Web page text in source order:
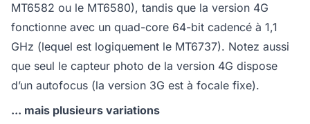
MT6582 ou le MT6580), tandis que la version 4G
fonctionne avec un quad-core 64-bit cadencé à 1,1
GHz (lequel est logiquement le MT6737). Notez aussi
que seul le capteur photo de la version 4G dispose
d’un autofocus (la version 3G est à focale fixe).
... mais plusieurs variations